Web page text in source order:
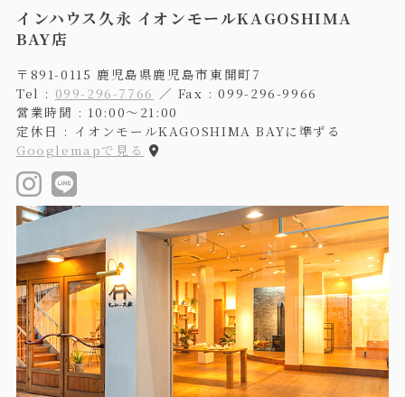
インハウス久永 イオンモールKAGOSHIMA
BAY店
〒891-0115 鹿児島県鹿児島市東開町7
Tel : 099-296-7766 ／ Fax : 099-296-9966
営業時間 : 10:00〜21:00
定休日 : イオンモールKAGOSHIMA BAYに準ずる
Googlemapで見る